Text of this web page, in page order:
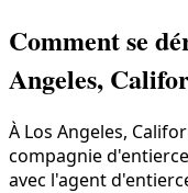
Comment se
Angeles,
À Los Angeles,
compagnie
avec l'agent